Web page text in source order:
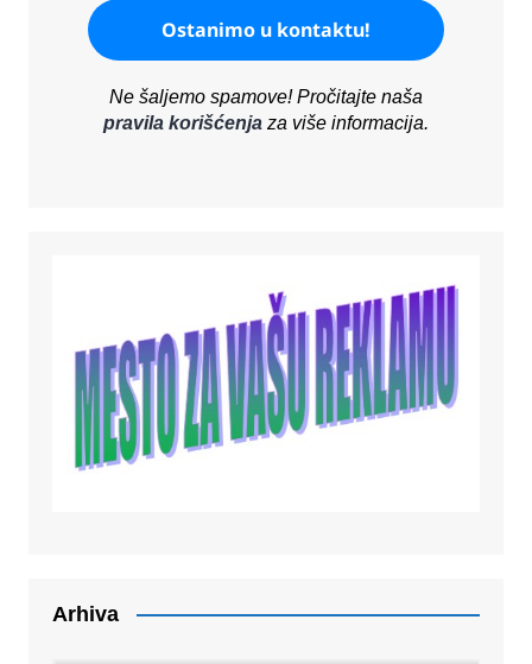
Ne šaljemo spamove! Pročitajte naša
pravila korišćenjaza više informacija.
Arhiva